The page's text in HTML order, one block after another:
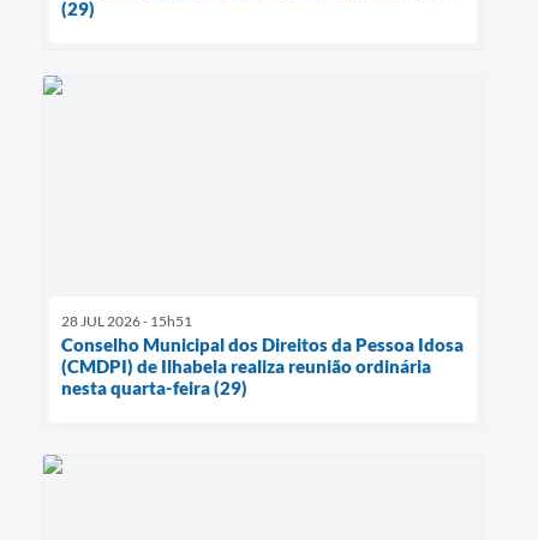
(29)
28 JUL 2026 - 15h51
Conselho Municipal dos Direitos da Pessoa Idosa
(CMDPI) de Ilhabela realiza reunião ordinária
nesta quarta-feira (29)